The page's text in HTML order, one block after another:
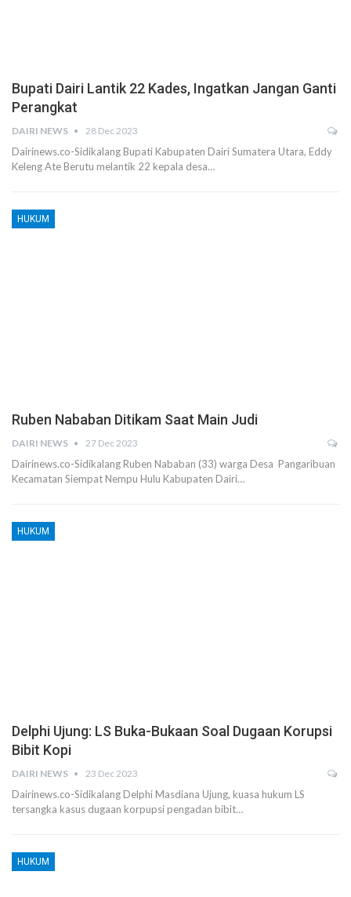
Bupati Dairi Lantik 22 Kades, Ingatkan Jangan Ganti
Perangkat
DAIRI NEWS 28 Dec 2023
Dairinews.co-Sidikalang Bupati Kabupaten Dairi Sumatera Utara, Eddy
Keleng Ate Berutu melantik 22 kepala desa…
HUKUM
Ruben Nababan Ditikam Saat Main Judi
DAIRI NEWS 27 Dec 2023
Dairinews.co-Sidikalang Ruben Nababan (33) warga Desa Pangaribuan
Kecamatan Siempat Nempu Hulu Kabupaten Dairi…
HUKUM
Delphi Ujung: LS Buka-Bukaan Soal Dugaan Korupsi
Bibit Kopi
DAIRI NEWS 23 Dec 2023
Dairinews.co-Sidikalang Delphi Masdiana Ujung, kuasa hukum LS
tersangka kasus dugaan korpupsi pengadan bibit…
HUKUM